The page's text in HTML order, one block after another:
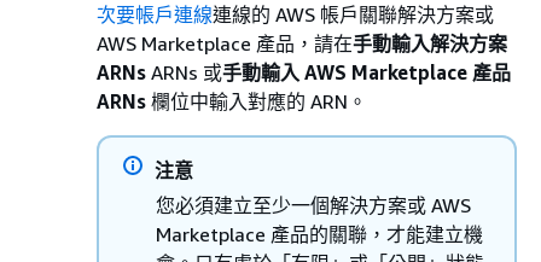
次要帳戶連線連線的 AWS 帳戶關聯解決方案或
AWS Marketplace 產品，請在手動輸入解決方案
ARNs ARNs 或手動輸入 AWS Marketplace 產品
ARNs 欄位中輸入對應的 ARN。
注意
您必須建立至少一個解決方案或 AWS
Marketplace 產品的關聯，才能建立機